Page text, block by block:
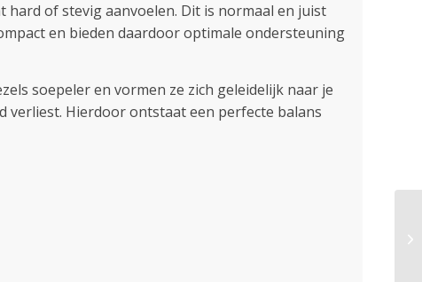
hard of stevig aanvoelen. Dit is normaal en juist
en bieden daardoor optimale ondersteuning
soepeler en vormen ze zich geleidelijk naar je
verliest. Hierdoor ontstaat een perfecte balans